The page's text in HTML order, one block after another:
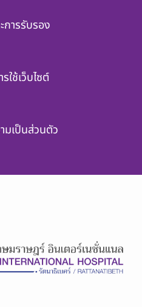
การรับรอง
ใช้เว็บไซต์
มเป็นส่วนตัว